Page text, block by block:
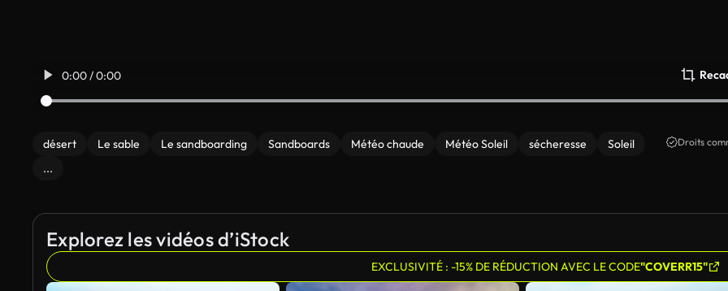
0:00 / 0:00
désert Le sable Le sandboarding Sandboards Météo chaude Météo Soleil sécheresse
Soleil
...
Droits
Explorez les vidéos d’iStock
EXCLUSIVITÉ : -15% DE RÉDUCTION AVEC LE CODE"COVERR15"